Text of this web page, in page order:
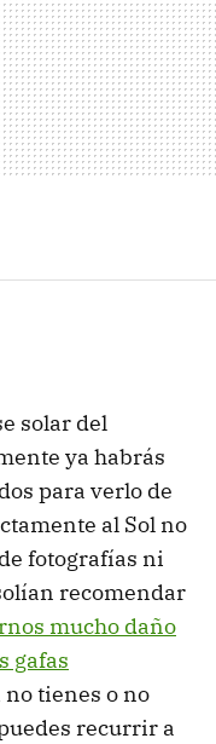
solar del
ya habrás
para verlo de
al Sol no
fotografías ni
recomendar
mucho daño
gafas
tienes o no
recurrir a